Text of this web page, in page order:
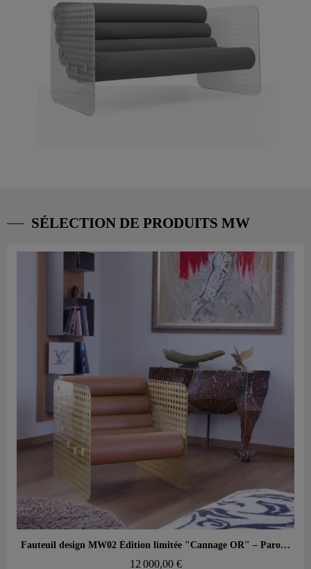
SÉLECTION DE PRODUITS MW
Aperçu rapide Fauteuil design MW02 Édition limitée "Cannage OR" – Parois en verre, assise en mousse
12 000,00 €